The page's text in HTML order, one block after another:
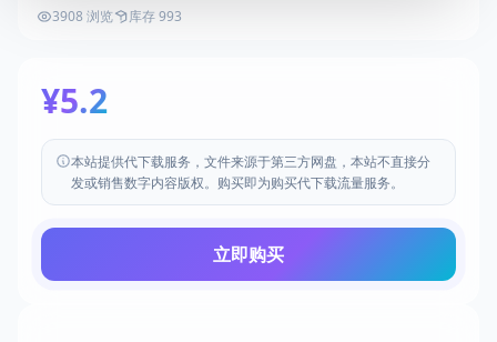
3908 浏览 库存 993
¥5.2
本站提供代下载服务，文件来源于第三方网盘，本站不直接分
发或销售数字内容版权。购买即为购买代下载流量服务。
立即购买